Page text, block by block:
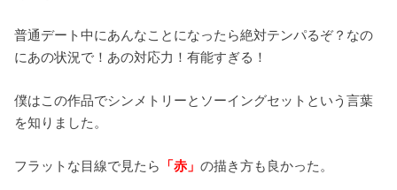
普通デート中にあんなことになったら絶対テンパるぞ？なの
にあの状況で！あの対応力！有能すぎる！
僕はこの作品でシンメトリーとソーイングセットという言葉
を知りました。
フラットな目線で見たら 「赤」の描き方も良かった。